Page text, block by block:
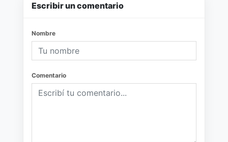
Escribir un comentario
Nombre
Comentario